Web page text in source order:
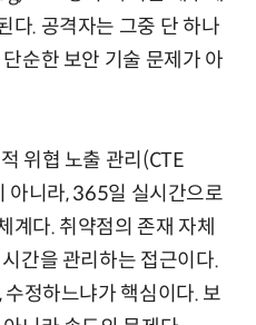
다. 공격자는 그중 단 하나
순한 보안 기술 문제가 아
위협 노출 관리(CTE
아니라, 365일 실시간으로
계다. 취약점의 존재 자체
간을 관리하는 접근이다.
정하느냐가 핵심이다. 보